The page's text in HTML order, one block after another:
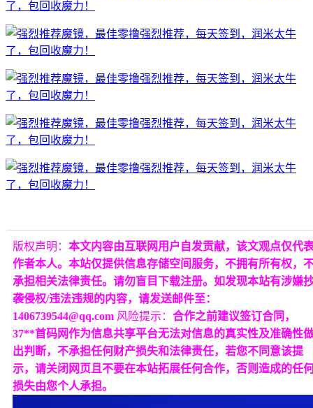
版权声明： 本文内容由互联网用户自发贡献，该文观点仅代
作者本人。本站仅提供信息存储空间服务，不拥有所有权，
承担相关法律责任。请勿盲目下载注册。如发现本站有涉嫌
袭侵权/违法违规的内容，请发送邮件至：
1406739544@qq.com 风险提示： 合作之前建议签订合同，
37**首码网作为信息共享平台无法对信息的真实性及准确性
出判断，不承担任何财产损失和法律责任，若您不同意该提
示，请关闭网页且不要在本站拓展任何合作，否则造成的任
损失由您个人承担。